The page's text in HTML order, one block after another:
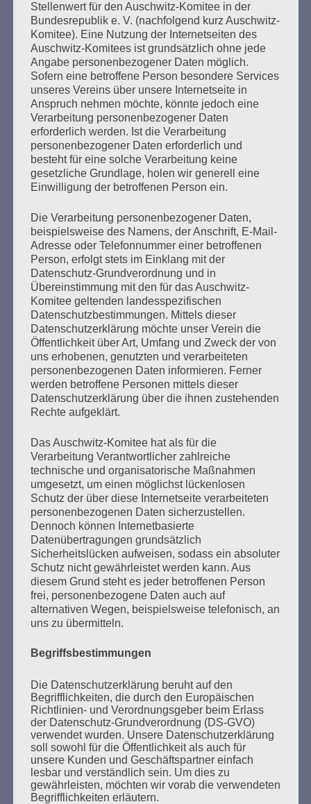
Im April 2015 hatte der Vizepräsident des
Internationalen Komitees Buchenwald-Dora,Boris
Romanchenko, auf dem ehemaligen Appellplatz des KZ
Buchenwald das Gelöbnis der befreiten Überlebenden in
russischer Sprache wiederholt:„Der Aufbau einer neuen
Welt des Friedens und der Freiheit ist unser Ideal!“Mit
16 Jahren war er aus der nördlichen Ukraine verschleppt
worden, hatte vier KZ überlebt. Am 18. März 2022
wurde seine Wohnung im 8. Stock eines Hauses in
Charkiw bombardiert. Boris Romanchenko hat das nicht
überlebt.
Für eine Welt des Friedens, gegen Kriege – das ist die
Daueraufgabe von uns allen, den Gewerkschafter:innen
und allen Menschen hierzulande.
Gemeinsam kämpfen– und die gesellschaftlichen und
gewerkschaftlichen Kämpfe verbinden,
gemeinsam stehen gegen rechts , gegen Neonazis,
gegen Faschismus, gegen Ethnonationalismus,
gemeinsam die Verantwortungübernehmen für den
Planeten Erde und die Menschen, die drauf wohnen.
Und Waffenhandel und Kriege ächten. Für ein
atomwaffenfreies Deutschland, keine Atomwaffen
sollen hier gelagert werden, Beitritt zum
Atomwaffensperrvertrag! DAS BLEIBEN
VORDRINGLICHE AUFGABEN!!
Was könnenwirtun?
Am Sonntag fahren wir mit einer Delegation des
Auschwitz-Komitees zur Generalversamm-lung des
Internationalen Auschwitz-Komitees in die Gedenkstätte
KZ Auschwitz in Oświęcim. Vertreter:innen von
europäischen KZ-Lagergemeinschaften treffen sich dort
alle paar Jahre. Und wir werden dort auch an David
Dushman erinnern. Geboren in der heutigen Ukraine,
war er einer der sowjetischen Befreier im Januar 1945.
Er hat „mit seinem Panzer den Zaun des KZ Auschwitz
niedergewalzt“, wie er in einem Interview zum 8. Mai
2021 einer Antifagruppe sagte. Kurz darauf ist er, wohl
der letzte noch lebende Befreier von Auschwitz, in
München gestorben. Viele Jahre war er Trainer der
Interview ist noch auf unserer Webseite zu sehen und zu
Wir hoffen, dass wir uns in der Gedenkstätte KZ
Auschwitz auf einen gemeinsamen Appell einigen mit der
Forderung nachsofortigem Waffenstillstand, nach
Friedensverhandlungen! Es ist Zeit für Diplomatie. Sieger
wird es in diesem Krieg nicht geben.
Nie wieder Auschwitz! Wir brauchen einen
umfassenden, radikalen Humanismus! Wir müssen
Stellenwert für den Auschwitz-Komitee in der
Bundesrepublik e. V. (nachfolgend kurz Auschwitz-
Komitee). Eine Nutzung der Internetseiten des
Auschwitz-Komitees ist grundsätzlich ohne jede
Angabe personenbezogener Daten möglich.
Sofern eine betroffene Person besondere Services
unseres Vereins über unsere Internetseite in
Anspruch nehmen möchte, könnte jedoch eine
Verarbeitung personenbezogener Daten
erforderlich werden. Ist die Verarbeitung
personenbezogener Daten erforderlich und
besteht für eine solche Verarbeitung keine
gesetzliche Grundlage, holen wir generell eine
Einwilligung der betroffenen Person ein.
Die Verarbeitung personenbezogener Daten,
beispielsweise des Namens, der Anschrift, E-Mail-
Adresse oder Telefonnummer einer betroffenen
Person, erfolgt stets im Einklang mit der
Datenschutz-Grundverordnung und in
Übereinstimmung mit den für das Auschwitz-
Komitee geltenden landesspezifischen
Datenschutzbestimmungen. Mittels dieser
Datenschutzerklärung möchte unser Verein die
Öffentlichkeit über Art, Umfang und Zweck der von
uns erhobenen, genutzten und verarbeiteten
personenbezogenen Daten informieren. Ferner
werden betroffene Personen mittels dieser
Datenschutzerklärung über die ihnen zustehenden
Rechte aufgeklärt.
Das Auschwitz-Komitee hat als für die
Verarbeitung Verantwortlicher zahlreiche
technische und organisatorische Maßnahmen
umgesetzt, um einen möglichst lückenlosen
Schutz der über diese Internetseite verarbeiteten
personenbezogenen Daten sicherzustellen.
Dennoch können Internetbasierte
Datenübertragungen grundsätzlich
Sicherheitslücken aufweisen, sodass ein absoluter
Schutz nicht gewährleistet werden kann. Aus
diesem Grund steht es jeder betroffenen Person
frei, personenbezogene Daten auch auf
alternativen Wegen, beispielsweise telefonisch, an
uns zu übermitteln.
Begriffsbestimmungen
Die Datenschutzerklärung beruht auf den
Begrifflichkeiten, die durch den Europäischen
Richtlinien- und Verordnungsgeber beim Erlass
der Datenschutz-Grundverordnung (DS-GVO)
verwendet wurden. Unsere Datenschutzerklärung
soll sowohl für die Öffentlichkeit als auch für
unsere Kunden und Geschäftspartner einfach
lesbar und verständlich sein. Um dies zu
gewährleisten, möchten wir vorab die verwendeten
Begrifflichkeiten erläutern.